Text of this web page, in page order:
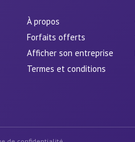
À propos
Forfaits offerts
Afficher son entreprise
Termes et conditions